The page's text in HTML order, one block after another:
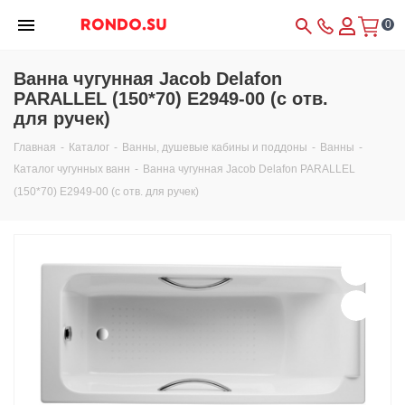
0
Ванна чугунная Jacob Delafon
PARALLEL (150*70) E2949-00 (с отв.
для ручек)
Главная - Каталог - Ванны, душевые кабины и поддоны - Ванны -
Каталог чугунных ванн - Ванна чугунная Jacob Delafon PARALLEL
(150*70) E2949-00 (с отв. для ручек)